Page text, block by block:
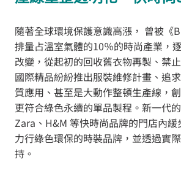
隨著全球環境保護意識高漲， 曾被《
排量占溫室氣體的10％的時尚產業，
改變，從起初的回收舊衣物再製、禁
國際精品紛紛推出服裝維修計畫、追
質應用、甚至是大動作整頓生產線，
更符合綠色永續的單品製程。新一代
Zara、H&M 等快時尚品牌的門店內
力行綠色環保的時裝品牌，並透過實
持。